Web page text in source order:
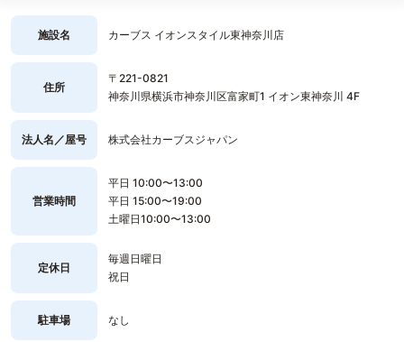
施設名 カーブス イオンスタイル東神奈川店
住所
〒221-0821
神奈川県横浜市神奈川区富家町1 イオン東神奈川 4F
法人名／屋号 株式会社カーブスジャパン
営業時間
平日 10:00〜13:00
平日 15:00〜19:00
土曜日10:00〜13:00
定休日
毎週日曜日
祝日
駐車場 なし